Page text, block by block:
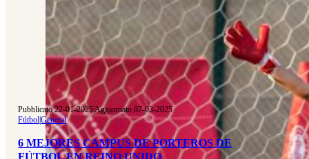
Pubblicato 22-01-2025|Aggiornato 07-03-2025
Fútbol|General
6 MEJORES CAMPUS DE PORTEROS DE